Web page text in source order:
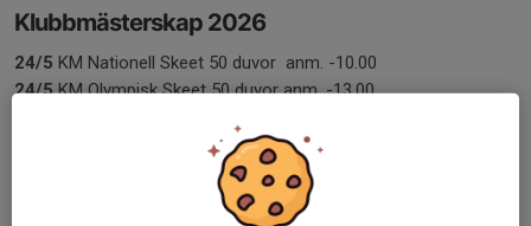
Klubbmästerskap 2026
24/5 KM Nationell Skeet 50 duvor anm. -10.00
24/5KM Olympisk Skeet 50 duvor anm. -13.00